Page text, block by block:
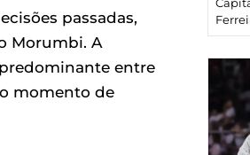
passadas,
Morumbi. A
entre
momento de